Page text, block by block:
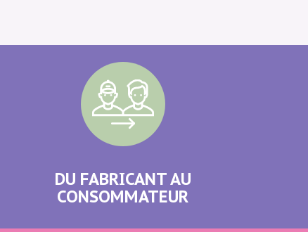
DU FABRICANT AU
CONSOMMATEUR